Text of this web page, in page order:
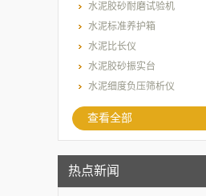
水泥胶砂耐磨试验机
水泥标准养护箱
水泥比长仪
水泥胶砂振实台
水泥细度负压筛析仪
查看全部
热点新闻